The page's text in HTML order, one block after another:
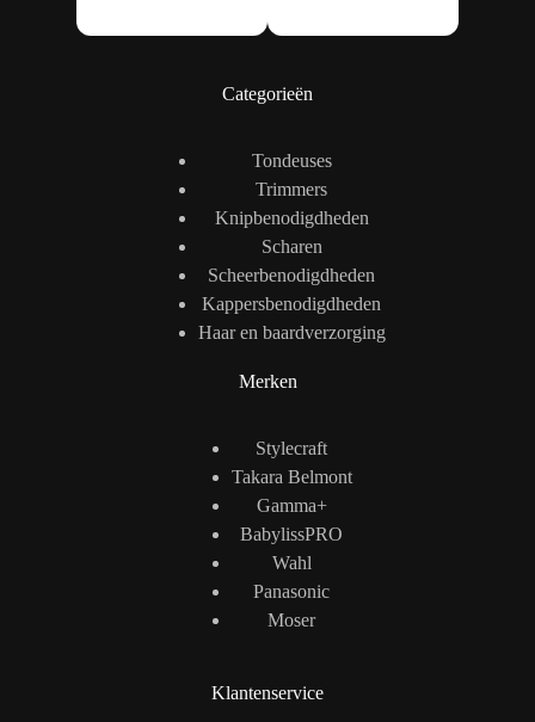
Categorieën
Tondeuses
Trimmers
Knipbenodigdheden
Scharen
Scheerbenodigdheden
Kappersbenodigdheden
Haar en baardverzorging
Merken
Stylecraft
Takara Belmont
Gamma+
BabylissPRO
Wahl
Panasonic
Moser
Klantenservice